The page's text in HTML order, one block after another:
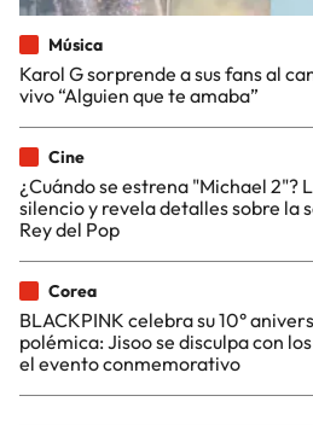
Música
Karol G sorprende a sus fans al
vivo “Alguien que te amaba”
Cine
¿Cuándo se estrena "Michael 2"?
silencio y revela detalles sobre la
Rey del Pop
Corea
BLACKPINK celebra su 10°
polémica: Jisoo se disculpa con
el evento conmemorativo